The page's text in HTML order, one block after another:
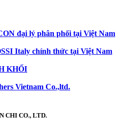
đại lý phân phối tại Việt Nam
Italy chính thức tại Việt Nam
KHỐI
Vietnam Co.,ltd.
CHI CO., LTD.